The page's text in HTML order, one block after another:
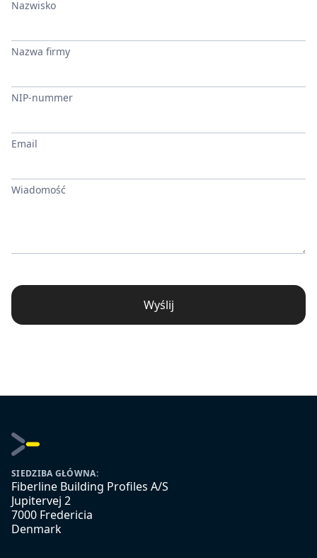
Nazwisko
Nazwa firmy
NIP-nummer
Email
Wiadomość
Wyślij
SIEDZIBA GŁÓWNA:
Fiberline Building Profiles A/S
Jupitervej 2
7000 Fredericia
Denmark